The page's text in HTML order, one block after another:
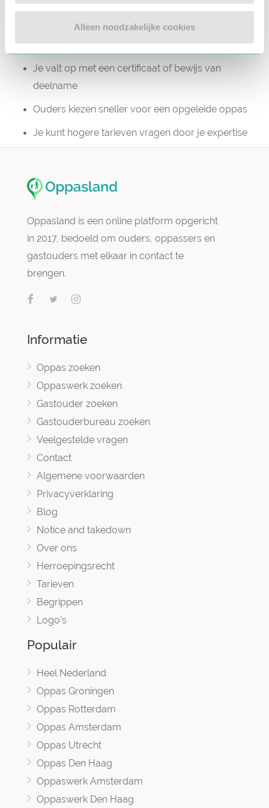
Alleen noodzakelijke cookies
Voor oppassers
Je valt op met een certificaat of bewijs van
deelname
Ouders kiezen sneller voor een opgeleide oppas
Je kunt hogere tarieven vragen door je expertise
Oppasland is een online platform opgericht
in 2017, bedoeld om ouders, oppassers en
gastouders met elkaar in contact te
brengen.
Informatie
Oppas zoeken
Oppaswerk zoeken
Gastouder zoeken
Gastouderbureau zoeken
Veelgestelde vragen
Contact
Algemene voorwaarden
Privacyverklaring
Blog
Notice and takedown
Over ons
Herroepingsrecht
Tarieven
Begrippen
Logo's
Populair
Heel Nederland
Oppas Groningen
Oppas Rotterdam
Oppas Amsterdam
Oppas Utrecht
Oppas Den Haag
Oppaswerk Amsterdam
Oppaswerk Den Haag